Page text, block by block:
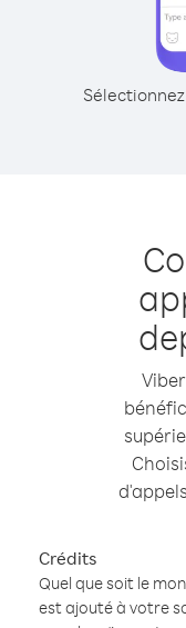
Crédits
Quel que soit le
est ajouté à votre